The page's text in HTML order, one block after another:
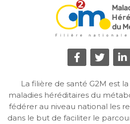
La filière de santé G2M est
maladies héréditaires du
fédérer au niveau national les
dans le but de faciliter le